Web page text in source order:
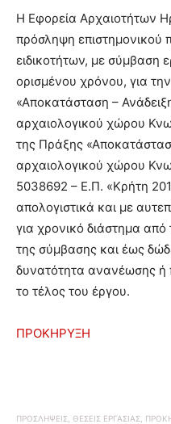
Η Εφορεία Αρχαιοτήτων
πρόσληψη επιστημονικού
ειδικοτήτων, με σύμβαση
ορισμένου χρόνου, για
«Αποκατάσταση –
αρχαιολογικού χώρου
της Πράξης
αρχαιολογικού χώρου
5038692 – Ε.Π. «Κρήτη
απολογιστικά και με
για χρονικό διάστημα
της σύμβασης και έως
δυνατότητα ανανέωσης
το τέλος του έργου.
ΠΡΟΚΗΡΥΞΗ
ΠΡΟΣΛΗΨΕΙΣ, ΘΕΣΕΙΣ ΕΡΓΑΣΙΑΣ,